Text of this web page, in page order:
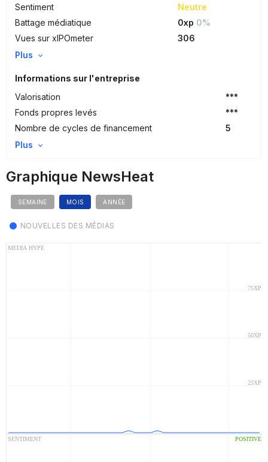
Sentiment
Neutre
Battage médiatique
0xp 0%
Vues sur xIPOmeter
306
Plus
Informations sur l'entreprise
Valorisation
***
Fonds propres levés
***
Nombre de cycles de financement
5
Plus
Graphique NewsHeat
SEMAINE MOIS ANNÉE
NOUVELLES DES MÉDIAS